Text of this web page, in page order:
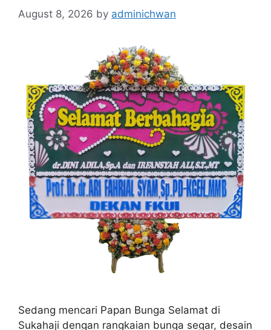
August 8, 2026 by adminichwan
Sedang mencari Papan Bunga Selamat di
Sukahaji dengan rangkaian bunga segar, desain